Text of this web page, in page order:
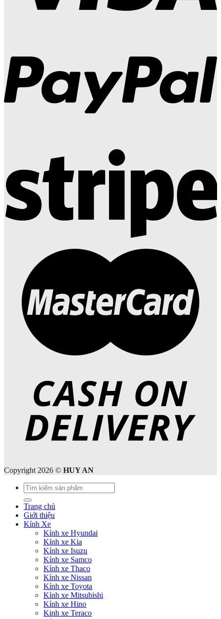
Copyright 2026 © HUY AN
Tìm
kiếm:
Trang chủ
Giới thiệu
Kính Xe
Kính xe Hyundai
Kính xe Kia
Kính xe Isuzu
Kính xe Samco
Kính xe Thaco
Kính xe Nissan
Kính xe Toyota
Kính xe Mitsubishi
Kính xe Hino
Kinh xe Teraco